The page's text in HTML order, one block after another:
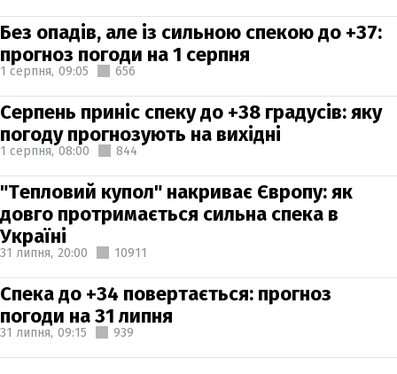
Без опадів, але із сильною спекою до +37:
прогноз погоди на 1 серпня
1 серпня, 09:05 656
Серпень приніс спеку до +38 градусів: яку
погоду прогнозують на вихідні
1 серпня, 08:00 844
"Тепловий купол" накриває Європу: як
довго протримається сильна спека в
Україні
31 липня, 20:00 10911
Спека до +34 повертається: прогноз
погоди на 31 липня
31 липня, 09:15 939